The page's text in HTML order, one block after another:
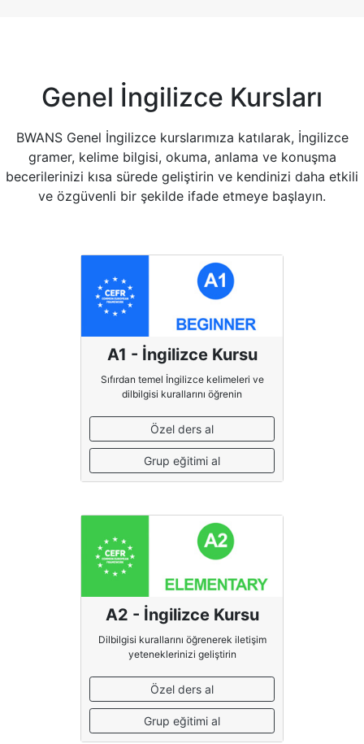
Genel İngilizce Kursları
BWANS Genel İngilizce kurslarımıza katılarak, İngilizce
gramer, kelime bilgisi, okuma, anlama ve konuşma
becerilerinizi kısa sürede geliştirin ve kendinizi daha etkili
ve özgüvenli bir şekilde ifade etmeye başlayın.
A1 - İngilizce Kursu
Sıfırdan temel İngilizce kelimeleri ve
dilbilgisi kurallarını öğrenin
Özel ders al
Grup eğitimi al
A2 - İngilizce Kursu
Dilbilgisi kurallarını öğrenerek iletişim
yeteneklerinizi geliştirin
Özel ders al
Grup eğitimi al